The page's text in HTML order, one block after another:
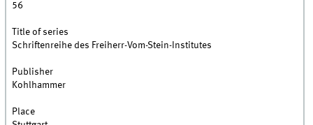
56
Title of series
Schriftenreihe des Freiherr-Vom-Stein-Institutes
Publisher
Kohlhammer
Place